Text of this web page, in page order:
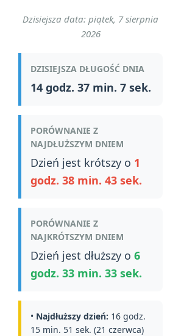
Dzisiejsza data: piątek, 7 sierpnia
2026
DZISIEJSZA DŁUGOŚĆ DNIA
14 godz. 37 min. 7 sek.
PORÓWNANIE Z
NAJDŁUŻSZYM DNIEM
Dzień jest krótszy o 1
godz. 38 min. 43 sek.
PORÓWNANIE Z
NAJKRÓTSZYM DNIEM
Dzień jest dłuższy o 6
godz. 33 min. 33 sek.
• Najdłuższy dzień: 16 godz.
15 min. 51 sek. (21 czerwca)